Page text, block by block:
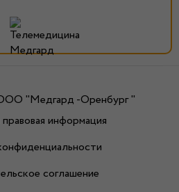
"Медгард -Оренбург "
информация
соглашение